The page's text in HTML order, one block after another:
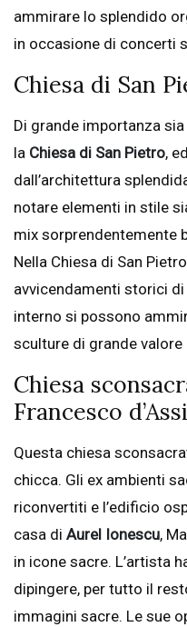
ammirare lo splendido
in occasione di concerti
Chiesa di San
Di grande importanza
la Chiesa di San Pietro,
dall’architettura
notare elementi in stile
mix sorprendentemente
Nella Chiesa di San
avvicendamenti storici
interno si possono
sculture di grande
Chiesa
Francesco
Questa chiesa
chicca. Gli ex ambienti
riconvertiti e l’edificio
casa di Aurel Ionescu,
in icone sacre. L’artista
dipingere, per tutto il
immagini sacre. Le sue